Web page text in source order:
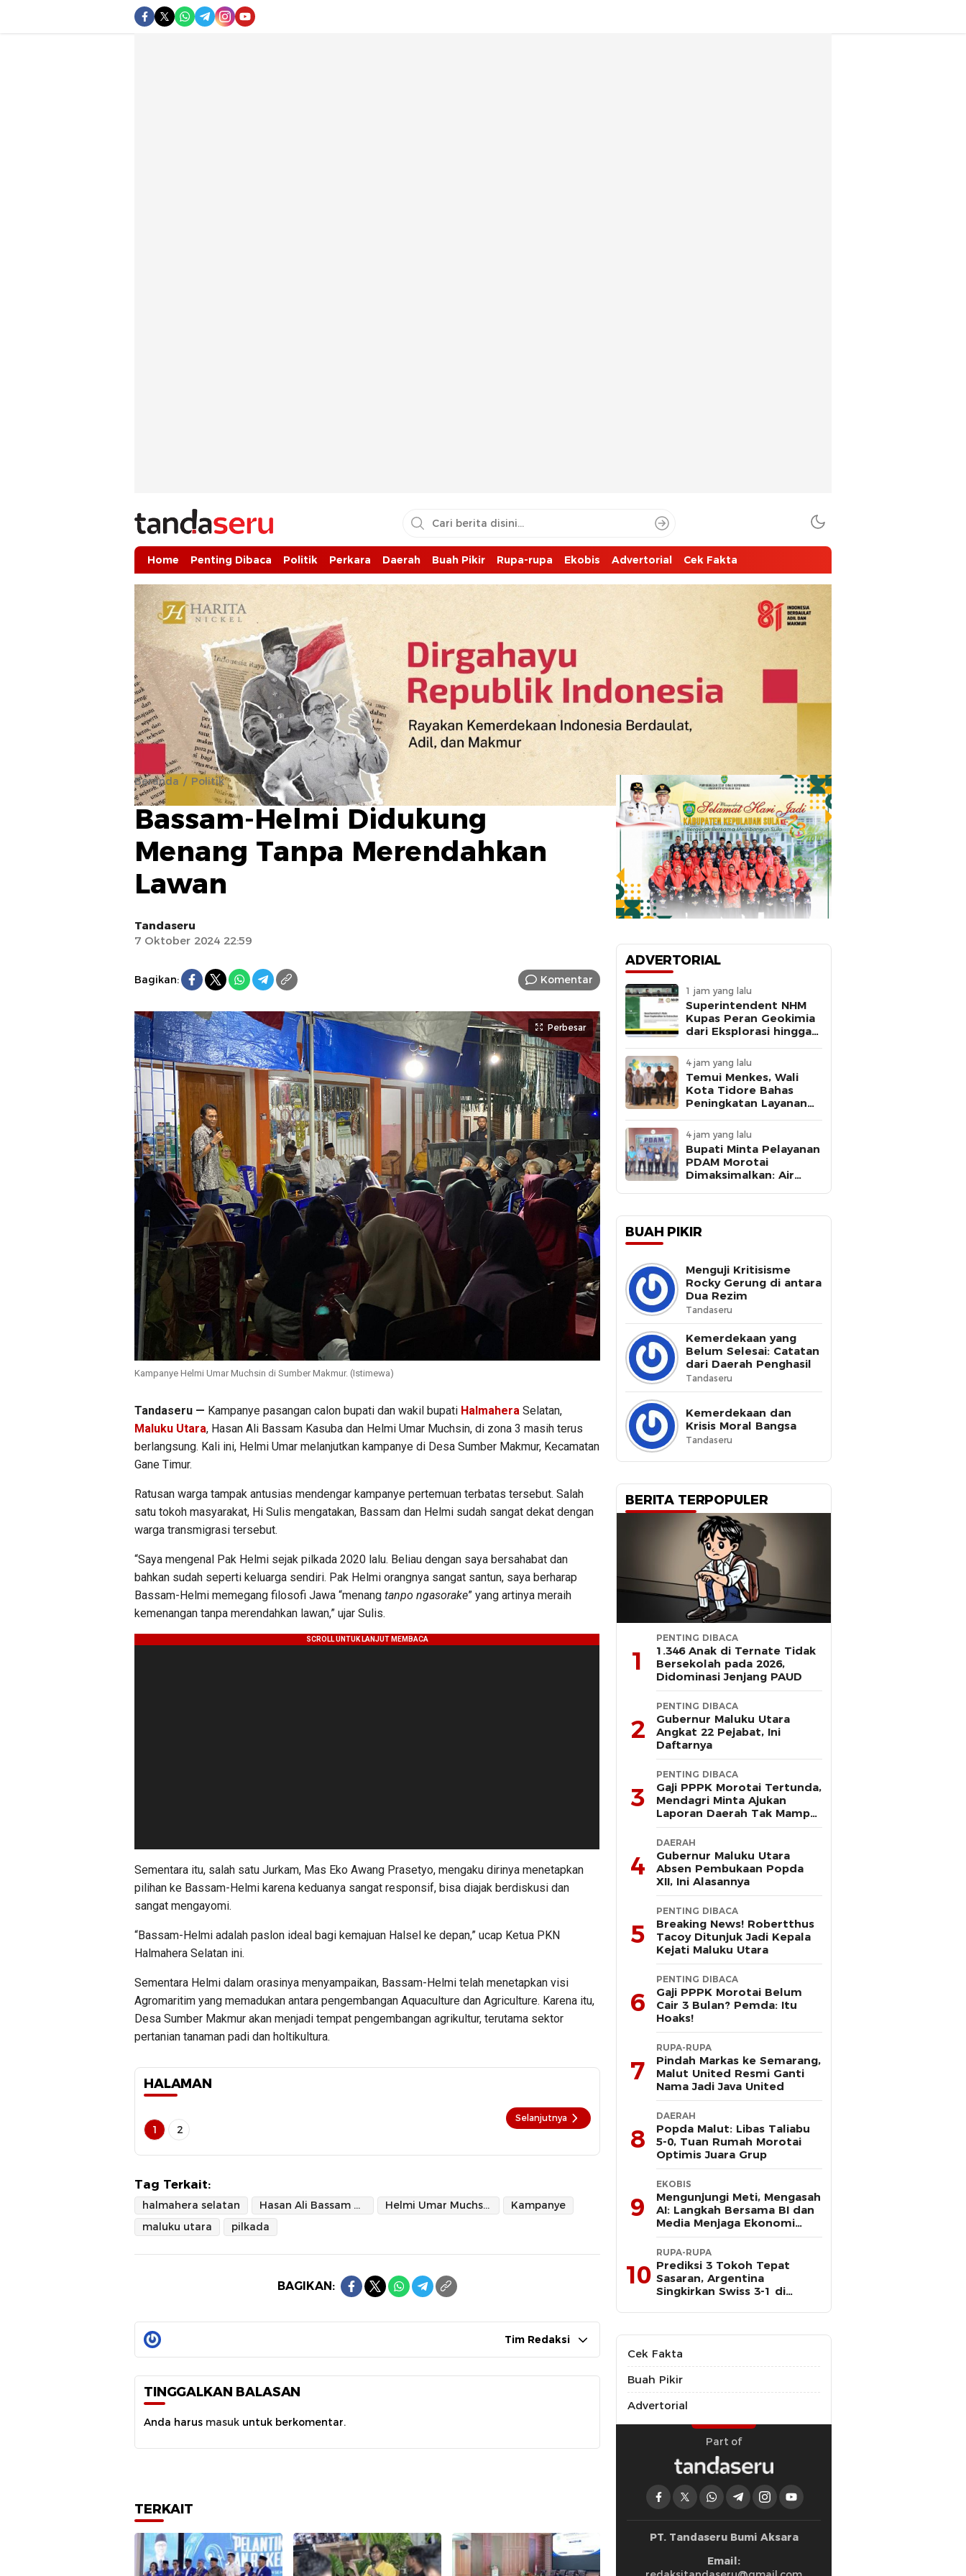
tandaseru.com | Penting Dibaca
tandaseru.com
Home Penting Dibaca Politik Perkara Daerah Buah Pikir Rupa-rupa Ekobis Advertorial Cek Fakta
Beranda Politik
Bassam-Helmi Didukung
Menang Tanpa Merendahkan
Lawan
Tandaseru
7 Oktober 2024 22:59
Bagikan: Komentar
Perbesar
Kampanye Helmi Umar Muchsin di Sumber Makmur. (Istimewa)
Tandaseru — Kampanye pasangan calon bupati dan wakil bupati Halmahera Selatan,
Maluku Utara, Hasan Ali Bassam Kasuba dan Helmi Umar Muchsin, di zona 3 masih terus
berlangsung. Kali ini, Helmi Umar melanjutkan kampanye di Desa Sumber Makmur, Kecamatan
Gane Timur.
Ratusan warga tampak antusias mendengar kampanye pertemuan terbatas tersebut. Salah
satu tokoh masyarakat, Hi Sulis mengatakan, Bassam dan Helmi sudah sangat dekat dengan
warga transmigrasi tersebut.
“Saya mengenal Pak Helmi sejak pilkada 2020 lalu. Beliau dengan saya bersahabat dan
bahkan sudah seperti keluarga sendiri. Pak Helmi orangnya sangat santun, saya berharap
Bassam-Helmi memegang filosofi Jawa “menang tanpo ngasorake” yang artinya meraih
kemenangan tanpa merendahkan lawan,” ujar Sulis.
Sementara itu, salah satu Jurkam, Mas Eko Awang Prasetyo, mengaku dirinya menetapkan
pilihan ke Bassam-Helmi karena keduanya sangat responsif, bisa diajak berdiskusi dan
sangat mengayomi.
“Bassam-Helmi adalah paslon ideal bagi kemajuan Halsel ke depan,” ucap Ketua PKN
Halmahera Selatan ini.
Sementara Helmi dalam orasinya menyampaikan, Bassam-Helmi telah menetapkan visi
Agromaritim yang memadukan antara pengembangan Aquaculture dan Agriculture. Karena itu,
Desa Sumber Makmur akan menjadi tempat pengembangan agrikultur, terutama sektor
pertanian tanaman padi dan holtikultura.
HALAMAN
1 2
Selanjutnya
Tag Terkait:
halmahera selatan Hasan Ali Bassam Kasuba Helmi Umar Muchsin
Kampanye
maluku utara
pilkada
BAGIKAN:
Tim Redaksi
TINGGALKAN BALASAN
Anda harus masuk untuk berkomentar.
TERKAIT
ADVERTORIAL
1 jam yang lalu
Superintendent NHM
Kupas Peran Geokimia
dari Eksplorasi hingga
Webinar MGEI-SC UNG
4 jam yang lalu
Temui Menkes, Wali
Kota Tidore Bahas
Peningkatan Layanan
4 jam yang lalu
Bupati Minta Pelayanan
PDAM Morotai
Dimaksimalkan: Air
BUAH PIKIR
Menguji Kritisisme
Rocky Gerung di antara
Dua Rezim
Tandaseru
Kemerdekaan yang
Belum Selesai: Catatan
dari Daerah Penghasil
Tandaseru
Kemerdekaan dan
Krisis Moral Bangsa
Tandaseru
BERITA TERPOPULER
1
PENTING DIBACA
1.346 Anak di Ternate Tidak
Bersekolah pada 2026,
Didominasi Jenjang PAUD
2
PENTING DIBACA
Gubernur Maluku Utara
Angkat 22 Pejabat, Ini
Daftarnya
3
PENTING DIBACA
Gaji PPPK Morotai Tertunda,
Mendagri Minta Ajukan
Laporan Daerah Tak Mampu
Bayar Pegawai
4
DAERAH
Gubernur Maluku Utara
Absen Pembukaan Popda
XII, Ini Alasannya
5
PENTING DIBACA
Breaking News! Robertthus
Tacoy Ditunjuk Jadi Kepala
Kejati Maluku Utara
6
PENTING DIBACA
Gaji PPPK Morotai Belum
Cair 3 Bulan? Pemda: Itu
Hoaks!
7
RUPA-RUPA
Pindah Markas ke Semarang,
Malut United Resmi Ganti
Nama Jadi Java United
8
DAERAH
Popda Malut: Libas Taliabu
5-0, Tuan Rumah Morotai
Optimis Juara Grup
9
EKOBIS
Mengunjungi Meti, Mengasah
AI: Langkah Bersama BI dan
Media Menjaga Ekonomi
Maluku Utara
10
RUPA-RUPA
Prediksi 3 Tokoh Tepat
Sasaran, Argentina
Singkirkan Swiss 3-1 di
Cek Fakta
Buah Pikir
Advertorial
Part of
PT. Tandaseru Bumi Aksara
Email: